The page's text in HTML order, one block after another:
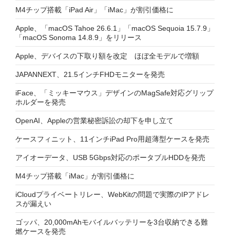
M4チップ搭載「iPad Air」「iMac」が割引価格に
Apple、「macOS Tahoe 26.6.1」「macOS Sequoia 15.7.9」
「macOS Sonoma 14.8.9」をリリース
Apple、デバイスの下取り額を改定 ほぼ全モデルで増額
JAPANNEXT、21.5インチFHDモニターを発売
iFace、「ミッキーマウス」デザインのMagSafe対応グリップ
ホルダーを発売
OpenAI、Appleの営業秘密訴訟の却下を申し立て
ケースフィニット、11インチiPad Pro用超薄型ケースを発売
アイオーデータ、USB 5Gbps対応のポータブルHDDを発売
M4チップ搭載「iMac」が割引価格に
iCloudプライベートリレー、WebKitの問題で実際のIPアドレ
スが漏えい
ゴッパ、20,000mAhモバイルバッテリーを3台収納できる難
燃ケースを発売